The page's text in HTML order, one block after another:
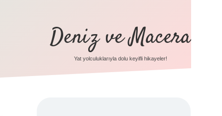
Deniz ve Macera
Yat yolculuklarıyla dolu keyifli hikayeler!